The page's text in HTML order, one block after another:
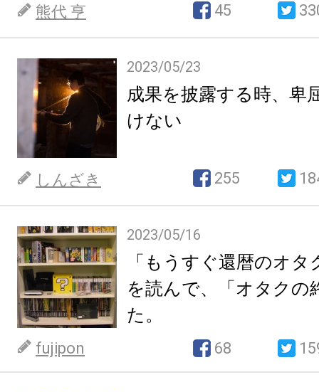
熊代 亨 45
2023/05/23
成果を披露する時、卑
けない
しんざき 255
2023/05/16
「もうすぐ還暦のオ
を読んで、「オタクの
た。
fujipon 68